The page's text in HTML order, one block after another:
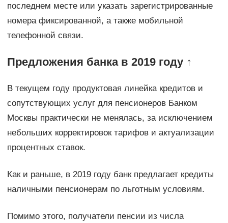
последнем месте или указать зарегистрированные
номера фиксированной, а также мобильной
телефонной связи.
Предложения банка в 2019 году ↑
В текущем году продуктовая линейка кредитов и
сопутствующих услуг для пенсионеров Банком
Москвы практически не менялась, за исключением
небольших корректировок тарифов и актуализации
процентных ставок.
Как и раньше, в 2019 году банк предлагает кредиты
наличными пенсионерам по льготным условиям.
Помимо этого, получатели пенсии из числа